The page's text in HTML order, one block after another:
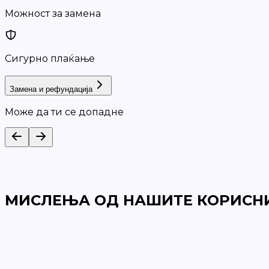
Можност за замена
Сигурно плаќање
Замена и рефундација
Може да ти се допадне
МИСЛЕЊА ОД НАШИТЕ